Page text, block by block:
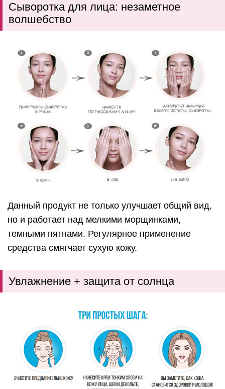
Сыворотка для лица: незаметное
волшебство
Данный продукт не только улучшает общий вид,
но и работает над мелкими морщинками,
темными пятнами. Регулярное применение
средства смягчает сухую кожу.
Увлажнение + защита от солнца